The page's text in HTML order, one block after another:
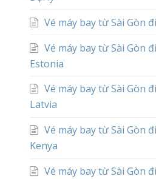
Vé máy bay từ Sài Gòn
Vé máy bay từ Sài Gòn đi
Estonia
Vé máy bay từ Sài Gòn đi
Latvia
Vé máy bay từ Sài Gòn đi
Kenya
Vé máy bay từ Sài Gòn đi